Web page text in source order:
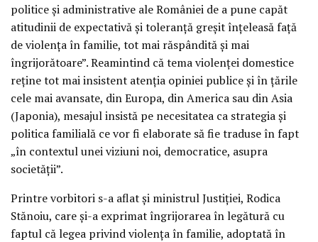
politice şi administrative ale României de a pune capăt
atitudinii de expectativă şi toleranţă greşit înţeleasă faţă
de violenţa în familie, tot mai răspândită şi mai
îngrijorătoare”. Reamintind că tema violenţei domestice
reţine tot mai insistent atenţia opiniei publice şi în ţările
cele mai avansate, din Europa, din America sau din Asia
(Japonia), mesajul insistă pe necesitatea ca strategia şi
politica familială ce vor fi elaborate să fie traduse în fapt
„în contextul unei viziuni noi, democratice, asupra
societăţii”.
Printre vorbitori s-a aflat şi ministrul Justiţiei, Rodica
Stănoiu, care şi-a exprimat îngrijorarea în legătură cu
faptul că legea privind violenţa în familie, adoptată în